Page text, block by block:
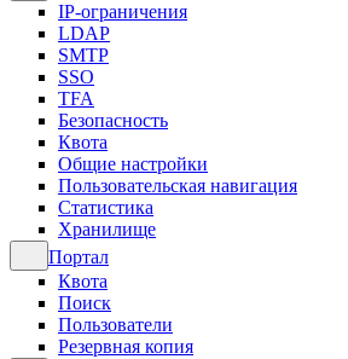
IP-ограничения
LDAP
SMTP
SSO
TFA
Безопасность
Квота
Общие настройки
Пользовательская навигация
Статистика
Хранилище
Портал
Квота
Поиск
Пользователи
Резервная копия